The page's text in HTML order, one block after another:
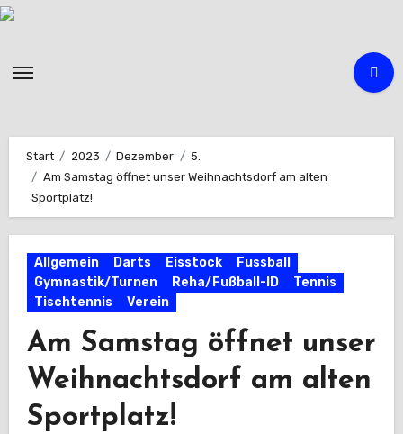
Zum
Start 2023 Dezember
5.
Am Samstag öffnet unser Weihnachtsdorf am alten
Sportplatz!
Allgemein Darts Eisstock
Fussball
Gymnastik/Turnen
Reha/Fußball-ID
Tennis
Tischtennis
Verein
Am Samstag öffnet unser
Weihnachtsdorf am alten
Sportplatz!